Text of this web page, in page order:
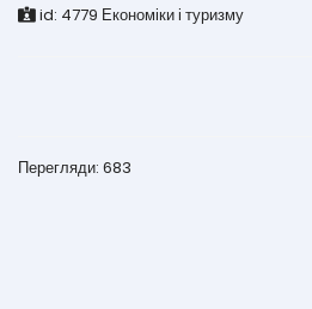
id: 4779 Економіки і туризму
Перегляди: 683